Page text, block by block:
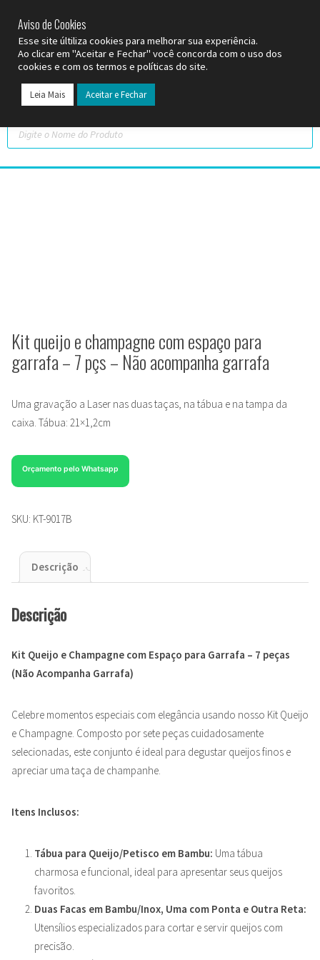
Kit queijo e champagne com espaço para
garrafa – 7 pçs – Não acompanha garrafa
Uma gravação a Laser nas duas taças, na tábua e na tampa da
caixa. Tábua: 21×1,2cm
Orçamento pelo Whatsapp
SKU: KT-9017B
Descrição
Descrição
Kit Queijo e Champagne com Espaço para Garrafa – 7 peças
(Não Acompanha Garrafa)
Celebre momentos especiais com elegância usando nosso Kit Queijo
e Champagne. Composto por sete peças cuidadosamente
selecionadas, este conjunto é ideal para degustar queijos finos e
apreciar uma taça de champanhe.
Itens Inclusos:
Tábua para Queijo/Petisco em Bambu: Uma tábua
charmosa e funcional, ideal para apresentar seus queijos
favoritos.
Duas Facas em Bambu/Inox, Uma com Ponta e Outra Reta:
Utensílios especializados para cortar e servir queijos com
precisão.
Aviso de Cookies
Esse site últiliza cookies para melhorar sua experiência.
Ao clicar em "Aceitar e Fechar" você concorda com o uso dos
cookies e com os termos e políticas do site.
Leia Mais Aceitar e Fechar